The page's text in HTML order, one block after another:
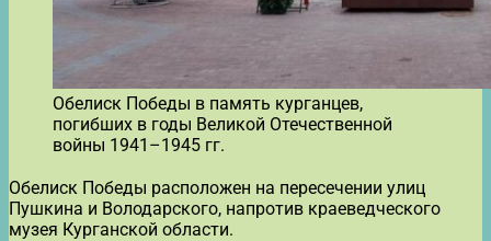
Обелиск Победы в память курганцев,
погибших в годы Великой Отечественной
войны 1941–1945 гг.
Обелиск Победы расположен на пересечении улиц
Пушкина и Володарского, напротив краеведческого
музея Курганской области.